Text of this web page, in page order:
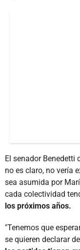
El senador
no es claro, no vería
sea asumida por
cada colectividad
los próximos años.
"Tenemos que
se quieren declarar